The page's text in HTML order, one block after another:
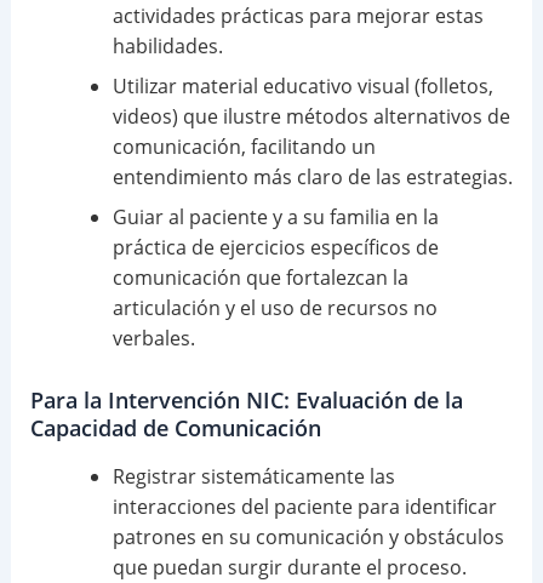
actividades prácticas para mejorar estas
habilidades.
Utilizar material educativo visual (folletos,
videos) que ilustre métodos alternativos de
comunicación, facilitando un
entendimiento más claro de las estrategias.
Guiar al paciente y a su familia en la
práctica de ejercicios específicos de
comunicación que fortalezcan la
articulación y el uso de recursos no
verbales.
Para la Intervención NIC: Evaluación de la
Capacidad de Comunicación
Registrar sistemáticamente las
interacciones del paciente para identificar
patrones en su comunicación y obstáculos
que puedan surgir durante el proceso.